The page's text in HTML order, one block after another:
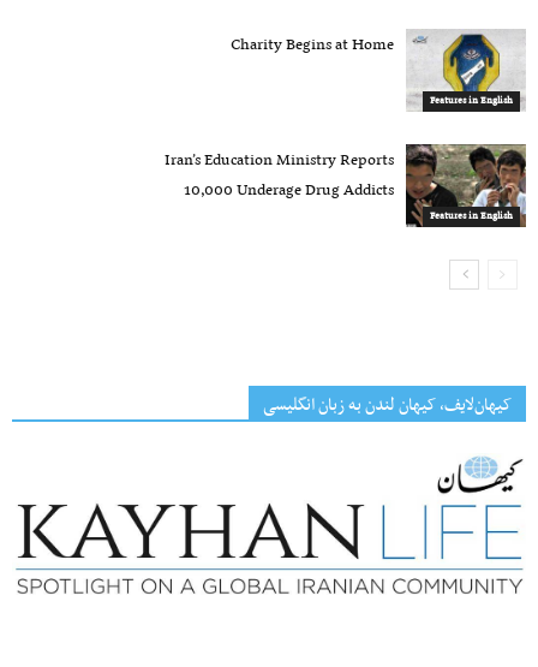
Features in English
Charity Begins at Home
Features in English
Iran’s Education Ministry Reports
10,000 Underage Drug Addicts
کیهان‌لایف، کیهان لندن به زبان انگلیسی